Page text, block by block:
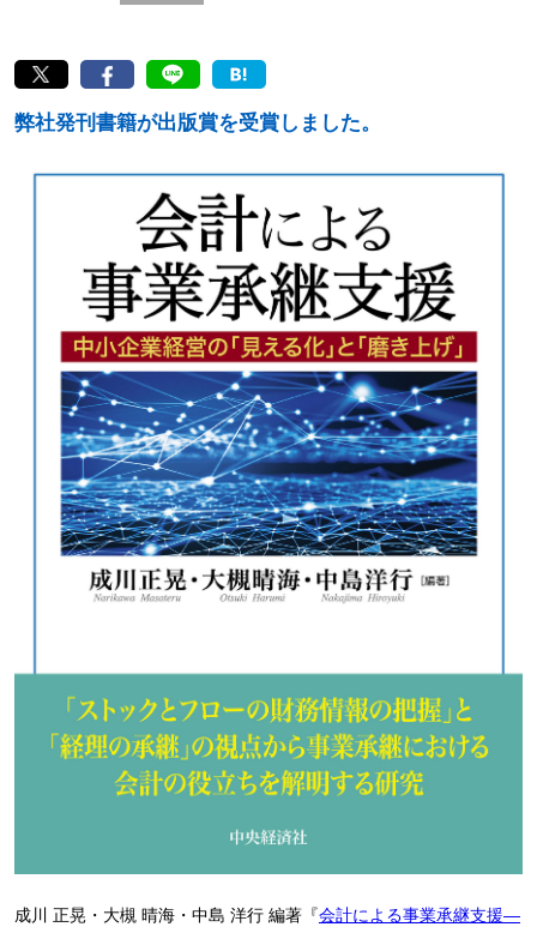
弊社発刊書籍が出版賞を受賞しました。
成川 正晃・大槻 晴海・中島 洋行 編著『会計による事業承継支援―